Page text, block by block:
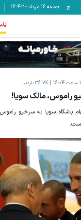
جمعه ۱۶ مرداد -
16:42
36.7K بازدید
راموس، مالک سویا!
باشگاه سویا به سرخیو